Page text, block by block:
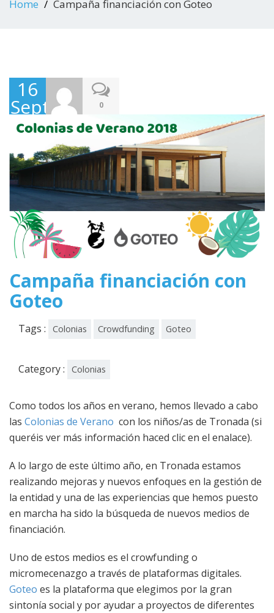
Home Campaña financiación con Goteo
16
Septiembre,
2018
0
Campaña financiación con
Goteo
Tags : Colonias Crowdfunding Goteo
Category : Colonias
Como todos los años en verano, hemos llevado a cabo
las Colonias de Verano con los niños/as de Tronada (si
queréis ver más información haced clic en el enalace).
A lo largo de este último año, en Tronada estamos
realizando mejoras y nuevos enfoques en la gestión de
la entidad y una de las experiencias que hemos puesto
en marcha ha sido la búsqueda de nuevos medios de
financiación.
Uno de estos medios es el crowfunding o
micromecenazgo a través de plataformas digitales.
Goteo es la plataforma que elegimos por la gran
sintonía social y por ayudar a proyectos de diferentes